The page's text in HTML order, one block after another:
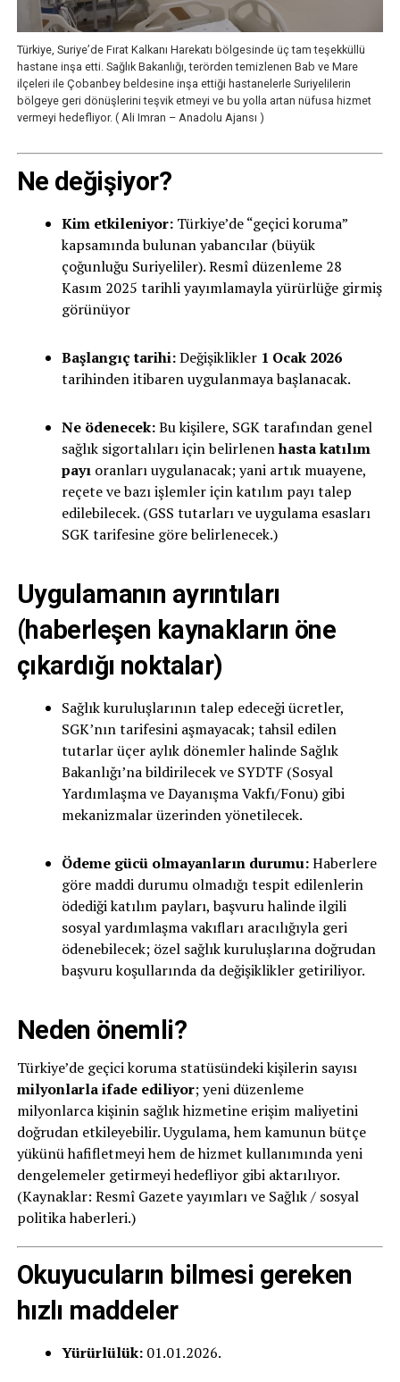
Türkiye, Suriye’de Fırat Kalkanı Harekatı bölgesinde üç tam teşekküllü
hastane inşa etti. Sağlık Bakanlığı, terörden temizlenen Bab ve Mare
ilçeleri ile Çobanbey beldesine inşa ettiği hastanelerle Suriyelilerin
bölgeye geri dönüşlerini teşvik etmeyi ve bu yolla artan nüfusa hizmet
vermeyi hedefliyor. ( Ali Imran – Anadolu Ajansı )
Ne değişiyor?
Kim etkileniyor:Türkiye’de “geçici koruma”
kapsamında bulunan yabancılar (büyük
çoğunluğu Suriyeliler). Resmî düzenleme 28
Kasım 2025 tarihli yayımlamayla yürürlüğe girmiş
görünüyor
Başlangıç tarihi:Değişiklikler 1 Ocak 2026
tarihinden itibaren uygulanmaya başlanacak.
Ne ödenecek:Bu kişilere, SGK tarafından genel
sağlık sigortalıları için belirlenenhasta katılım
payıoranları uygulanacak; yani artık muayene,
reçete ve bazı işlemler için katılım payı talep
edilebilecek. (GSS tutarları ve uygulama esasları
SGK tarifesine göre belirlenecek.)
Uygulamanın ayrıntıları
(haberleşen kaynakların öne
çıkardığı noktalar)
Sağlık kuruluşlarının talep edeceği ücretler,
SGK’nın tarifesini aşmayacak; tahsil edilen
tutarlar üçer aylık dönemler halinde Sağlık
Bakanlığı’na bildirilecek ve SYDTF (Sosyal
Yardımlaşma ve Dayanışma Vakfı/Fonu) gibi
mekanizmalar üzerinden yönetilecek.
Ödeme gücü olmayanların durumu:Haberlere
göre maddi durumu olmadığı tespit edilenlerin
ödediği katılım payları, başvuru halinde ilgili
sosyal yardımlaşma vakıfları aracılığıyla geri
ödenebilecek; özel sağlık kuruluşlarına doğrudan
başvuru koşullarında da değişiklikler getiriliyor.
Neden önemli?
Türkiye’de geçici koruma statüsündeki kişilerin sayısı
milyonlarla ifade ediliyor; yeni düzenleme
milyonlarca kişinin sağlık hizmetine erişim maliyetini
doğrudan etkileyebilir. Uygulama, hem kamunun bütçe
yükünü hafifletmeyi hem de hizmet kullanımında yeni
dengelemeler getirmeyi hedefliyor gibi aktarılıyor.
(Kaynaklar: Resmî Gazete yayımları ve Sağlık / sosyal
politika haberleri.)
Okuyucuların bilmesi gereken
hızlı maddeler
Yürürlülük:01.01.2026.